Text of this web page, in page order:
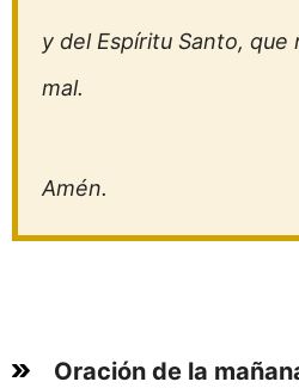
y del Espíritu Santo, que
mal.
Amén.
Oración de la